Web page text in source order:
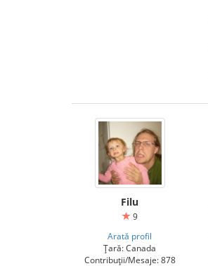
Filu
9
Arată profil
Țară: Canada
Contribuții/Mesaje: 878